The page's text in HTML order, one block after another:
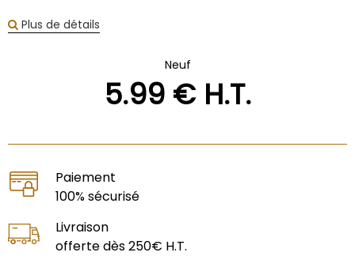
Plus de détails
Neuf
5.99€ H.T.
Paiement
100% sécurisé
Livraison
offerte dès 250€ H.T.